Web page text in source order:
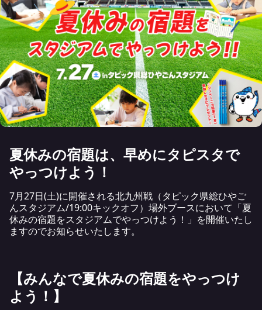
夏休みの宿題は、早めにタピスタで
やっつけよう！
7月27日(土)に開催される北九州戦（タピック県総ひやご
んスタジアム/19:00キックオフ）場外ブースにおいて「夏
休みの宿題をスタジアムでやっつけよう！」を開催いたし
ますのでお知らせいたします。
【みんなで夏休みの宿題をやっつけ
よう！】